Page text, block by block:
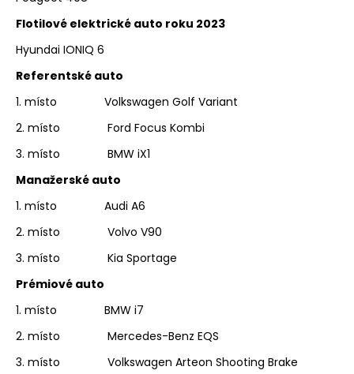
Flotilové elektrické auto roku 2023
Hyundai IONIQ 6
Referentské auto
1. místo Volkswagen Golf Variant
2. místo Ford Focus Kombi
3. místo BMW iX1
Manažerské auto
1. místo Audi A6
2. místo Volvo V90
3. místo Kia Sportage
Prémiové auto
1. místo BMW i7
2. místo Mercedes-Benz EQS
3. místo Volkswagen Arteon Shooting Brake